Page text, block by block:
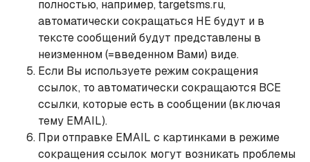
полностью, например, targetsms.ru,
автоматически сокращаться НЕ будут и в
тексте сообщений будут представлены в
неизменном (=введенном Вами) виде.
Если Вы используете режим сокращения
ссылок, то автоматически сокращаются ВСЕ
ссылки, которые есть в сообщении (включая
тему EMAIL).
При отправке EMAIL с картинками в режиме
сокращения ссылок могут возникать проблемы